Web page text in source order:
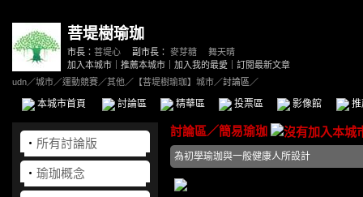
菩堤樹瑜珈
市長： 菩堤心 副市長： 麥芽糖
舞天晴
加入本城市
推薦本城市 加入我的最愛
訂閱最新文章
udn／城市／運動競賽／其他／ 【菩堤樹瑜珈】城市／討論區／
本城市首頁 討論區 精華區 投票區 影像館
‧ 所有討論版
‧ 瑜珈概念
討論區／簡易瑜珈
為初學瑜珈與一般健康人所設計